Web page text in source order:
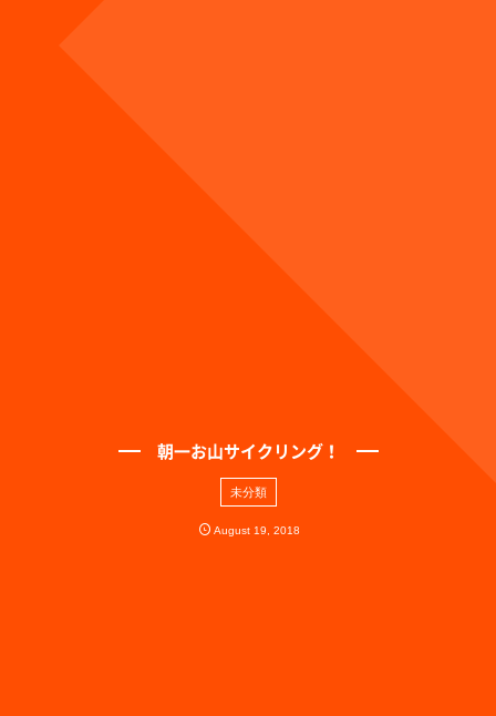
朝一お山サイクリング！
未分類
August 19 ,2018